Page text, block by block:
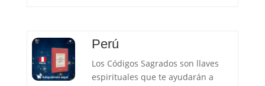
Perú
Los Códigos Sagrados son llaves
espirituales que te ayudarán a